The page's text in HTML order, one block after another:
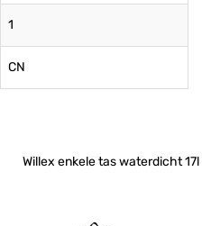
1
CN
Willex enkele tas waterdicht 17l